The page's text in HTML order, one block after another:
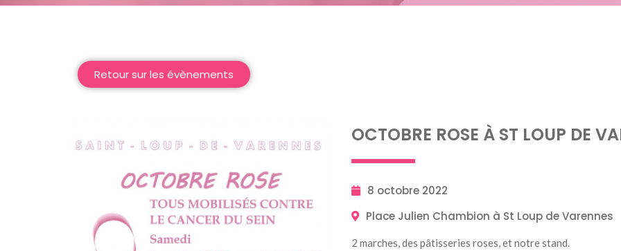
Retour sur les évènements
OCTOBRE ROSE À ST LOUP DE
8 octobre 2022
Place Julien Chambion à St Loup de Varennes
2 marches, des pâtisseries roses, et notre stand.